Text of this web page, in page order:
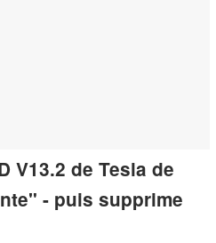
V13.2 de Tesla de
- puis supprime